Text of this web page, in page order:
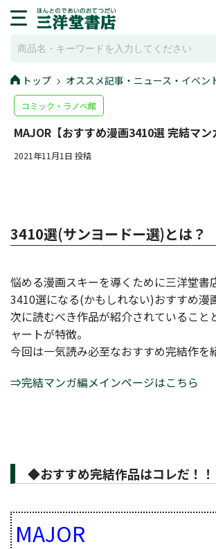
トップ オススメ記事・ニュース・イベン
コミック・ラノベ館
MAJOR【おすすめ漫画3410選 完結マン
2021年11月1日 投稿
3410選(サンヨードー選)とは？
悩める漫画スキーを導くために三洋堂書
3410選になる(かもしれない)おすすめ漫
次に読むべき作品が紹介されていること
ャートが特徴。
今回は一気読み必至なおすすめ完結作を
⇒完結マンガ編メインページはこちら
◆おすすめ完結作品はコレだ！！
MAJOR